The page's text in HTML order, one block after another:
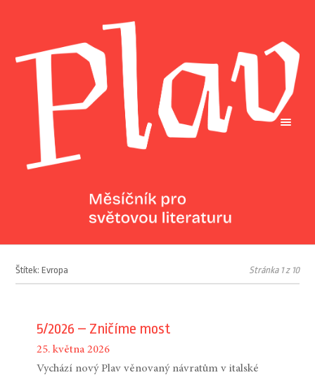
Štítek: Evropa Stránka 1 z 10
5/2026 – Zničíme most
25. května 2026
Vychází nový Plav věnovaný návratům v italské